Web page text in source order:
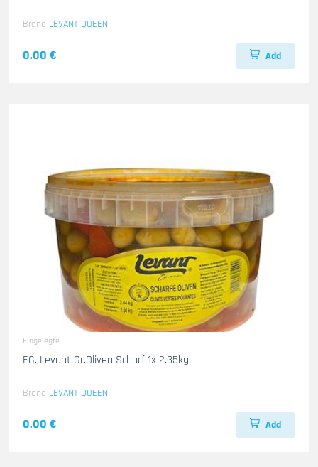
Brand LEVANT QUEEN
0.00 € Add
Eingelegte
EG. Levant Gr.Oliven Scharf 1x 2.35kg
Brand LEVANT QUEEN
0.00 € Add